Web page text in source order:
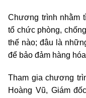
Chương trình nhằm
tổ chức phòng,
thế nào; đâu là
để bảo đảm hàng
Tham gia chương
Hoàng Vũ, Giám